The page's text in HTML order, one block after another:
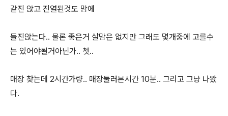
같진 않고 진열된것도 맘에
들진않는다.. 물론 좋은거 살맘은 없지만 그래도 몇개중에 고를수
는 있어야될거아닌가.. 쳇..
매장 찾는데 2시간가량.. 매장둘러본시간 10분.. 그리고 그냥 나왔
다.